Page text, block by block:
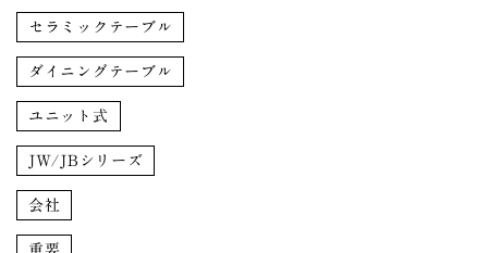
セラミックテーブル
ダイニングテーブル
ユニット式
JW/JBシリーズ
会社
重要